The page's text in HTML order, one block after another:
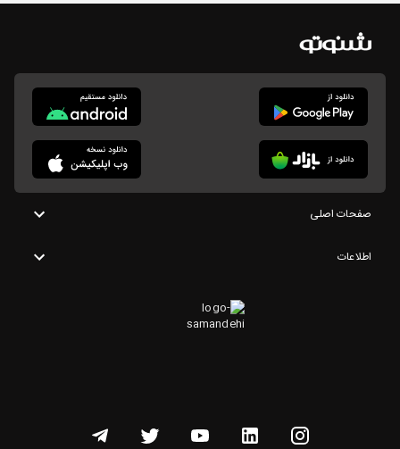
صفحات اصلی
اطلاعات